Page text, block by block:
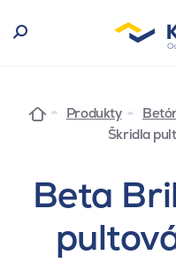
Produkty
Škridla
Beta